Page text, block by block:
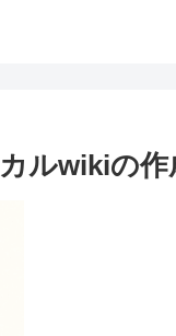
ルwikiの作